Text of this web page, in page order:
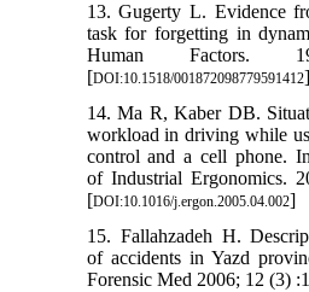
13. Gugerty L. Evidence
task for forgetting in
Human Factors.
[DOI:10.1518/001872098779591412]
14. Ma R, Kaber DB.
workload in driving while
control and a cell phone.
of Industrial Ergonomics.
[DOI:10.1016/j.ergon.2005.04.002]
15. Fallahzadeh H.
of accidents in Yazd
Forensic Med 2006; 12 (3)